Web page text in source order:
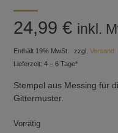
24,99€ inkl.
Enthält 19% MwSt. zzgl.Versand
Lieferzeit: 4 – 6 Tage*
Stempel aus Messing für
Gittermuster.
Vorrätig